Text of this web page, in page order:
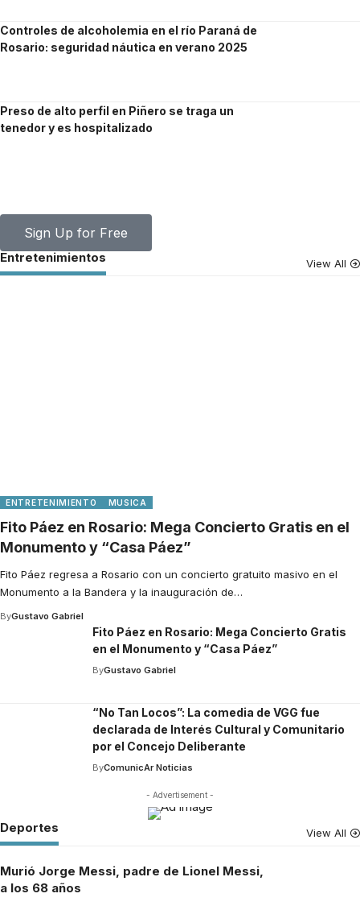
Controles de alcoholemia en el río Paraná de
Rosario: seguridad náutica en verano 2025
Preso de alto perfil en Piñero se traga un
tenedor y es hospitalizado
Sign Up for Free
Entretenimientos View All
ENTRETENIMIENTO MUSICA
Fito Páez en Rosario: Mega Concierto Gratis en el
Monumento y “Casa Páez”
Fito Páez regresa a Rosario con un concierto gratuito masivo en el
Monumento a la Bandera y la inauguración de…
ByGustavo Gabriel
Fito Páez en Rosario: Mega Concierto Gratis
en el Monumento y “Casa Páez”
ByGustavo Gabriel
“No Tan Locos”: La comedia de VGG fue
declarada de Interés Cultural y Comunitario
por el Concejo Deliberante
ByComunicAr Noticias
- Advertisement -
Deportes View All
Murió Jorge Messi, padre de Lionel Messi,
a los 68 años